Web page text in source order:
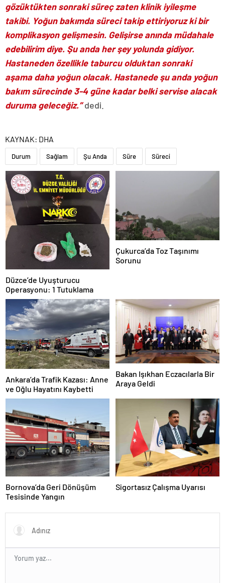
gözüktükten sonraki süreç zaten klinik iyileşme
takibi. Yoğun bakımda süreci takip ettiriyoruz ki bir
komplikasyon gelişmesin. Gelişirse anında müdahale
edebilirim diye. Şu anda her şey yolunda gidiyor.
Hastaneden özellikle taburcu olduktan sonraki
aşama daha yoğun olacak. Hastanede şu anda yoğun
bakım sürecinde 3-4 güne kadar belki servise alacak
duruma geleceğiz.”dedi.
KAYNAK: DHA
Durum Sağlam Şu Anda Süre Süreci
Düzce’de Uyuşturucu
Operasyonu: 1 Tutuklama
Çukurca’da Toz Taşınımı
Sorunu
Ankara’da Trafik Kazası: Anne
ve Oğlu Hayatını Kaybetti
Bakan Işıkhan Eczacılarla Bir
Araya Geldi
Bornova’da Geri Dönüşüm
Tesisinde Yangın
Sigortasız Çalışma Uyarısı